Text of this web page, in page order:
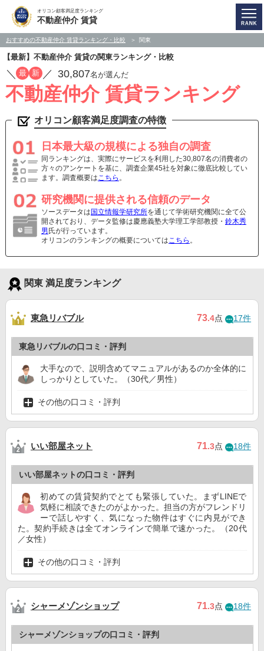
オリコン顧客満足度ランキング
不動産仲介 賃貸
おすすめの不動産仲介 賃貸ランキング・比較 関東
【最新】不動産仲介 賃貸の関東ランキング・比較
／ 最 新 ／ 30,807名が選んだ
不動産仲介 賃貸ランキング
オリコン顧客満足度調査の特徴
日本最大級の規模による独自の調査
同ランキングは、実際にサービスを利用した30,807名の消費者の
方々のアンケートを基に、調査企業45社を対象に徹底比較してい
ます。調査概要はこちら 。
研究機関に提供される信頼のデータ
ソースデータは 国立情報学研究所を通じて学術研究機関に全て公
開されており、データ監修は慶應義塾大学理工学部教授・ 鈴木秀
男 氏が行っています。
オリコンのランキングの概要についてはこちら 。
関東 満足度ランキング
東急リバブル 73.4点 17件
東急リバブルの口コミ・評判
大手なので、説明含めてマニュアルがあるのか全体的に
しっかりとしていた。（30代／男性）
その他の口コミ・評判
いい部屋ネット 71.3点 18件
いい部屋ネットの口コミ・評判
初めての賃貸契約でとても緊張していた。まずLINEで
気軽に相談できたのがよかった。担当の方がフレンドリ
ーで話しやすく、気になった物件はすぐに内見ができ
た。契約手続きは全てオンラインで簡単で速かった。（20代
／女性）
その他の口コミ・評判
シャーメゾンショップ 71.3点 18件
シャーメゾンショップの口コミ・評判